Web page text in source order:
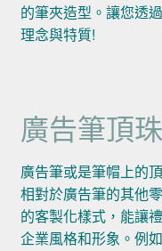
的筆夾造型。讓您透
理念與特質!
廣告筆頂
廣告筆或是筆帽上的
相對於廣告筆的其他
的客製化樣式，能讓
企業風格和形象。例